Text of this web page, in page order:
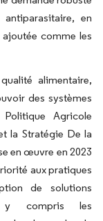
en
comme les
alimentaire,
des systèmes
Agricole
la Stratégie De la
en œuvre en 2023
aux pratiques
de solutions
y compris les